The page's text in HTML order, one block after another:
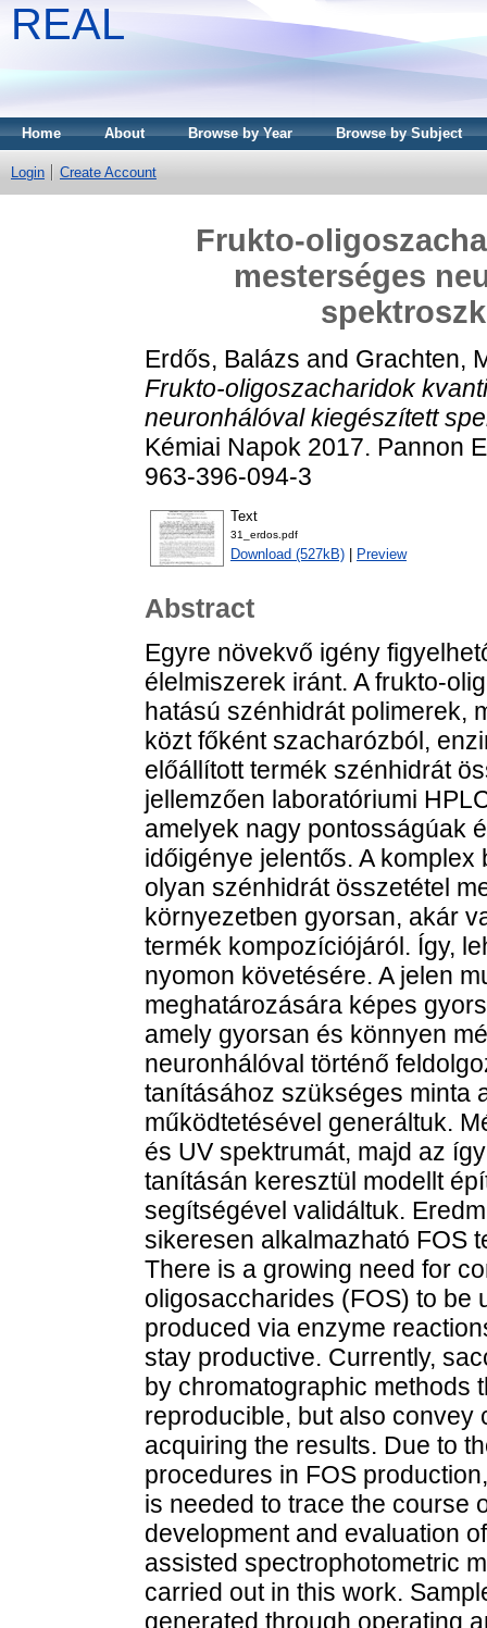
REAL
Home About Browse by Year Browse by Subject
Login Create Account
Frukto-
mesterséges
Erdős, Balázs and Grachten,
Frukto-oligoszacharidok
neuronhálóval kiegészített
Kémiai Napok 2017. Pannon
963-396-094-3
Text
31_erdos.pdf
Download (527kB) Preview
Abstract
Egyre növekvő igény
élelmiszerek iránt. A frukto-
hatású szénhidrát polimerek,
közt főként szacharózból,
előállított termék szénhidrát
jellemzően laboratóriumi
amelyek nagy pontosságúak
időigénye jelentős. A
olyan szénhidrát összetétel
környezetben gyorsan, akár
termék kompozíciójáról. Így,
nyomon követésére. A jelen
meghatározására képes
amely gyorsan és könnyen
neuronhálóval történő
tanításához szükséges minta
működtetésével generáltuk.
és UV spektrumát, majd az
tanításán keresztül modellt
segítségével validáltuk.
sikeresen alkalmazható FOS
There is a growing need for
oligosaccharides (FOS) to be
produced via enzyme
stay productive. Currently,
by chromatographic methods
reproducible, but also convey
acquiring the results. Due to
procedures in FOS
is needed to trace the course
development and evaluation
assisted spectrophotometric
carried out in this work.
generated through operating